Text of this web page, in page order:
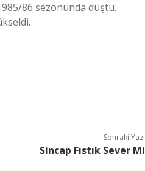
86 sezonunda düştü.
Sonraki Yazı
Sincap Fıstık Sever Mi